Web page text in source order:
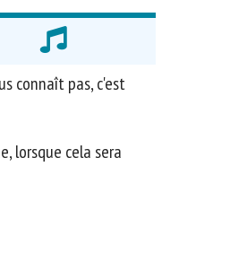
connaît pas, c'est
lorsque cela sera